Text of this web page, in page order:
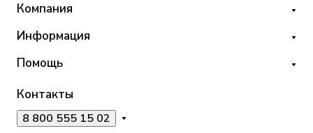
Компания
Информация
Помощь
Контакты
8 800 555 15 02